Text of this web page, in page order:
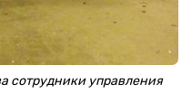
сотрудники управления